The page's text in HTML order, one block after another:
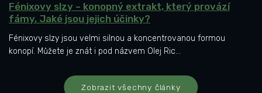
Fénixovy slzy – konopný extrakt, který provází
fámy. Jaké jsou jejich účinky?
Fénixovy slzy jsou velmi silnou a koncentrovanou formou
konopí. Můžete je znát i pod názvem Olej Ric...
Zobrazit všechny články